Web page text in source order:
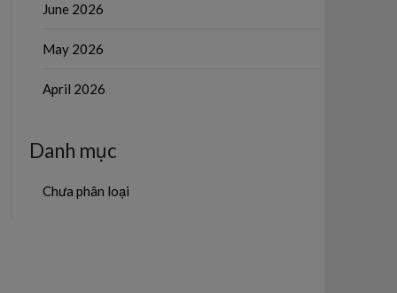
June 2026
May 2026
April 2026
Danh mục
Chưa phân loại